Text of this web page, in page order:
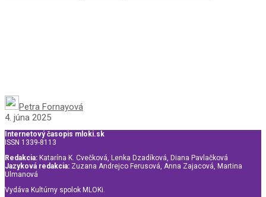
Petra Fornayová
4. júna 2025
Internetový časopis mloki.sk
ISSN 1339-8113
Redakcia: Katarína K. Cvečková, Lenka Dzadíková, Diana Pavlačková
Jazyková redakcia: Zuzana Andrejco Ferusová, Anna Zajacová, Martina
Ulmanová
Vydáva Kultúrny spolok MLOKi.